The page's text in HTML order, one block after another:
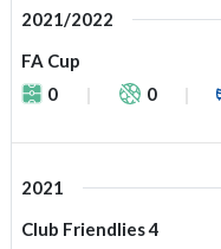
2021/2022
FA Cup
0
0
2021
Club Friendlies 4